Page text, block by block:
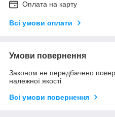
Оплата на карту
Всі умови оплати
Умови повернення
Законом не передбачено
належної якості
Всі умови повернення